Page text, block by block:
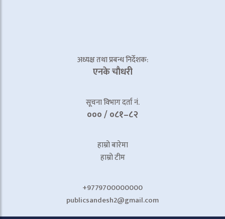
अध्यक्ष तथा प्रबन्ध निर्देशक:
एनके चाैधरी
सूचना विभाग दर्ता नं.
००० / ०८१–८२
हाम्रो बारेमा
हाम्रो टीम
+9779700000000
publicsandesh2@gmail.com